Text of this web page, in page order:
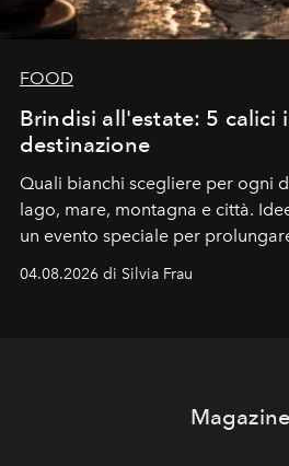
FOOD
Brindisi all'estate: 5 calici
destinazione
Quali bianchi scegliere per ogni
lago, mare, montagna e città.
un evento speciale per
04.08.2026 di Silvia Frau